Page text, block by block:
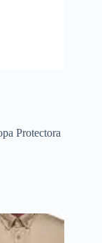
Protectora